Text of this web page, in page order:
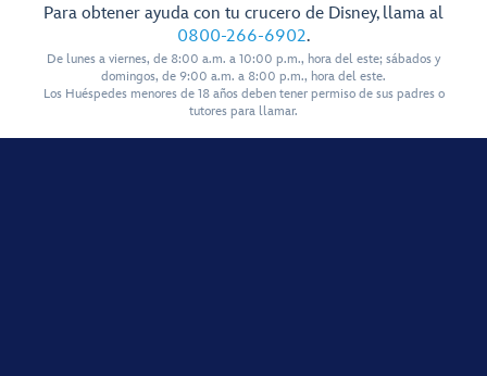
Para obtener ayuda con tu crucero de Disney, llama al
0800-266-6902.
De lunes a viernes, de 8:00 a.m. a 10:00 p.m., hora del este; sábados y
domingos, de 9:00 a.m. a 8:00 p.m., hora del este.
Los Huéspedes menores de 18 años deben tener permiso de sus padres o
tutores para llamar.